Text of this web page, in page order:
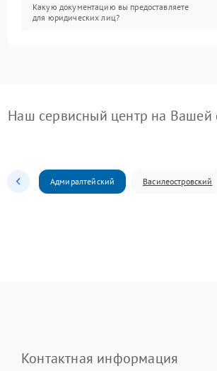
Какую документацию вы предоставляете
для юридических лиц?
Наш сервисный центр на Вашей
Адмиралтейский Василеостровский
Контактная информация